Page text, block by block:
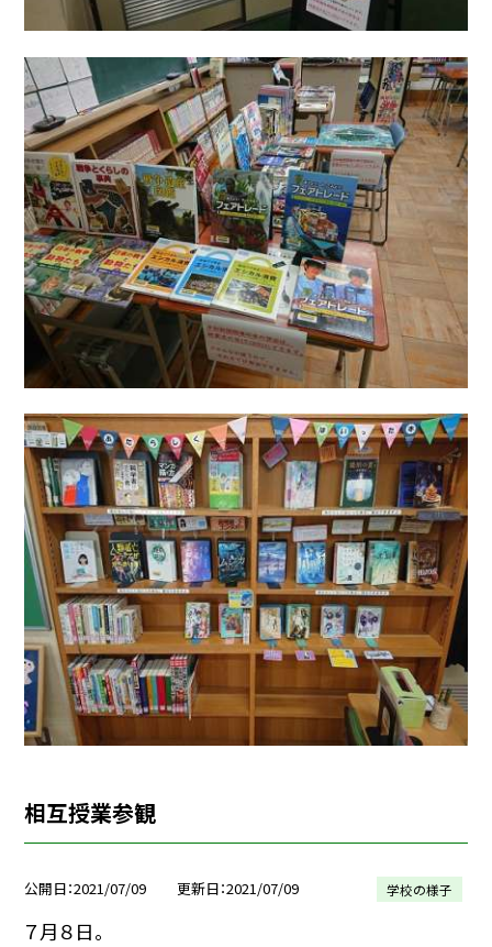
相互授業参観
公開日 2021/07/09 更新日 2021/07/09 学校の様子
７月８日。